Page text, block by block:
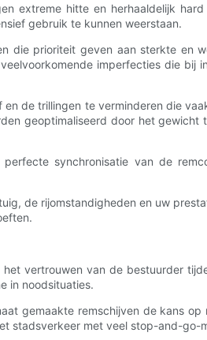
extreme hitte en herhaaldelijk hard
gebruik te kunnen weerstaan.
die prioriteit geven aan sterkte en
imperfecties die bij
de trillingen te verminderen die
geoptimaliseerd door het gewicht
synchronisatie van de
de rijomstandigheden en uw
vertrouwen van de bestuurder
in noodsituaties.
gemaakte remschijven de kans op
stadsverkeer met veel stop-and-go-